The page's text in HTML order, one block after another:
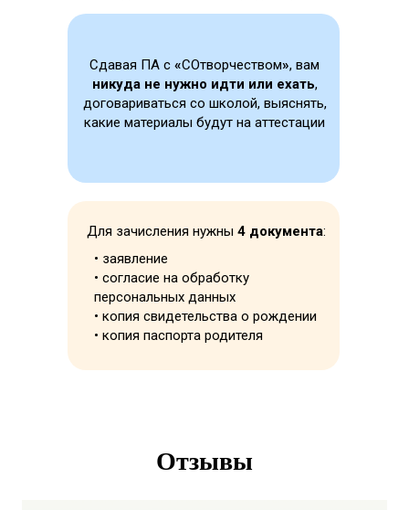
Сдавая ПА с «СОтворчеством», вам
никуда не нужно идти или ехать,
договариваться со школой, выяснять,
какие материалы будут на аттестации
Для зачисления нужны 4 документа:
• заявление
• согласие на обработку
персональных данных
• копия свидетельства о рождении
• копия паспорта родителя
Отзывы
Попробовать
3 дня доступа
бесплатно